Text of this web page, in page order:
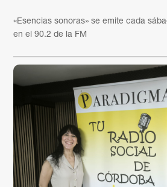
«Esencias sonoras» se emite cada
en el 90.2 de la FM